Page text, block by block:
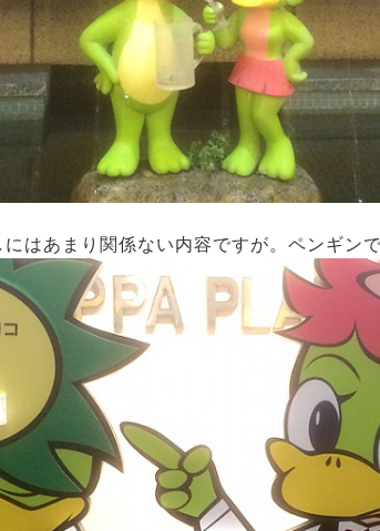
はあまり関係ない内容ですが。ペンギンで